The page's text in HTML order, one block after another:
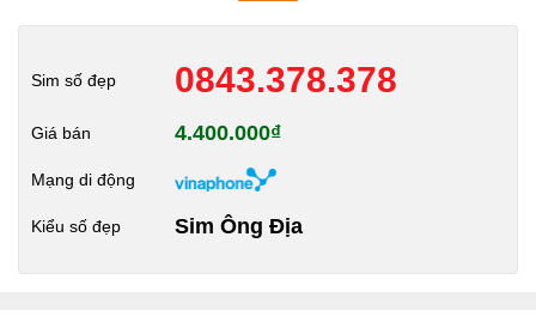
Sim số đẹp 0843.378.378
Giá bán 4.400.000₫
Mạng di động
Kiểu số đẹp Sim Ông Địa